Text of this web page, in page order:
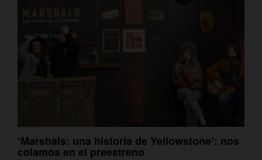
‘Marshals: una historia de Yellowstone’: nos
colamos en el preestreno